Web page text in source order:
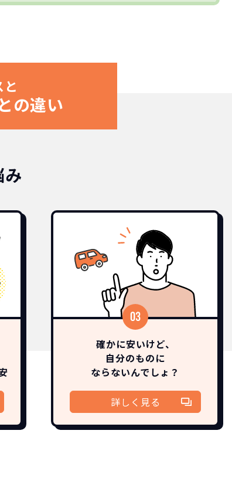
の違い
み
確かに安いけど、
自分のものに
ならないんでしょ？
詳しく見る